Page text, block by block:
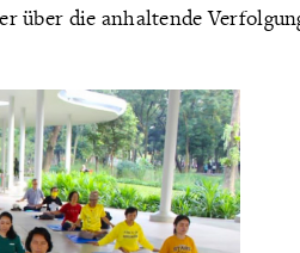
über die anhaltende